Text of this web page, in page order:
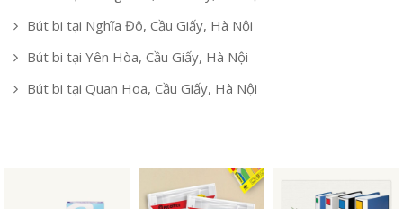
Bút bi tại Nghĩa Đô, Cầu Giấy, Hà Nội
Bút bi tại Yên Hòa, Cầu Giấy, Hà Nội
Bút bi tại Quan Hoa, Cầu Giấy, Hà Nội